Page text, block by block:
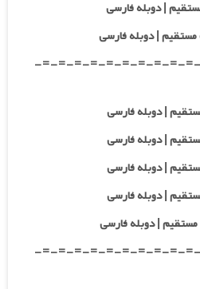
-=-=-=-=-=-=-=-=-=-
-=-=-=-=-=-=-=-=-=-